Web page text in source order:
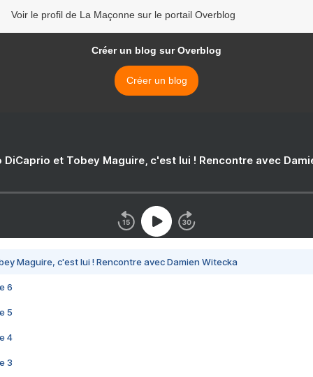
Voir le profil de La Maçonne sur le portail Overblog
Créer un blog sur Overblog
Créer un blog
DiCaprio et Tobey Maguire, c'est lui ! Rencontre avec
Maguire, c'est lui ! Rencontre avec Damien Witecka
6
5
4
3